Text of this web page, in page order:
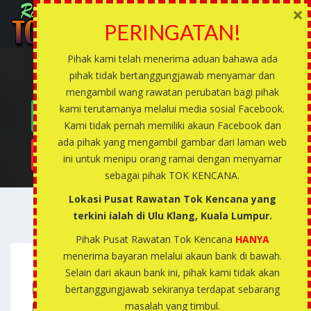
Rawatan Tradisional Tok
Kencana
Penyelesaian masalah zahir dan batin
MINYAK PENGASIH
RAWATAN POPULAR
Minyak Wangi Dengan Aura
PERINGATAN!
Pihak kami telah menerima aduan bahawa ada
pihak tidak bertanggungjawab menyamar dan
mengambil wang rawatan perubatan bagi pihak
kami terutamanya melalui media sosial Facebook.
Kami tidak pernah memiliki akaun Facebook dan
ada pihak yang mengambil gambar dari laman web
ini untuk menipu orang ramai dengan menyamar
sebagai pihak TOK KENCANA.
Lokasi Pusat Rawatan Tok Kencana yang
terkini ialah di Ulu Klang, Kuala Lumpur.
Pihak Pusat Rawatan Tok Kencana HANYA
menerima bayaran melalui akaun bank di bawah.
Selain dari akaun bank ini, pihak kami tidak akan
bertanggungjawab sekiranya terdapat sebarang
masalah yang timbul.
×